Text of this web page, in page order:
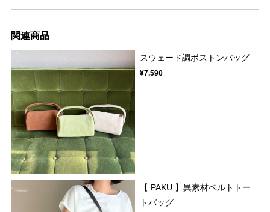
関連商品
スウェード調ボストンバッグ
¥7,590
【 PAKU 】異素材ベルトトー
トバッグ